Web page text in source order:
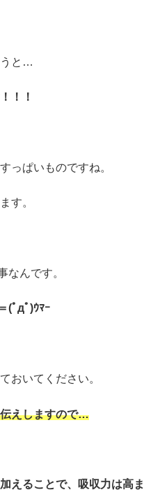
うと…
！！
っぱいものですね。
す。
なんです。
(ﾟдﾟ)ｳﾏｰ
おいてください。
えしますので…
えることで、吸収力は高ま